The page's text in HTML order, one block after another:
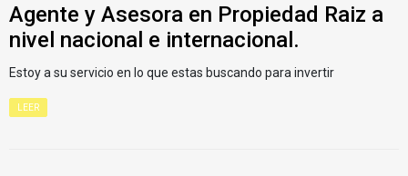
Agente y Asesora en Propiedad Raiz a
nivel nacional e internacional.
Estoy a su servicio en lo que estas buscando para invertir
LEER